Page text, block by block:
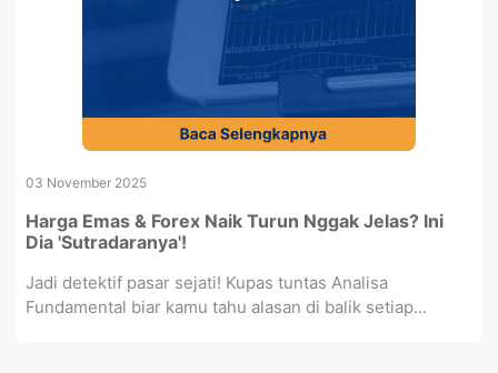
03 November 2025
Harga Emas & Forex Naik Turun Nggak Jelas? Ini
Dia 'Sutradaranya'!
Jadi detektif pasar sejati! Kupas tuntas Analisa
Fundamental biar kamu tahu alasan di balik setiap...